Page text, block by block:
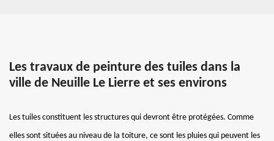
Les travaux de peinture des tuiles dans la
ville de Neuille Le Lierre et ses environs
Les tuiles constituent les structures qui devront être protégées. Comme
elles sont situées au niveau de la toiture, ce sont les pluies qui peuvent les